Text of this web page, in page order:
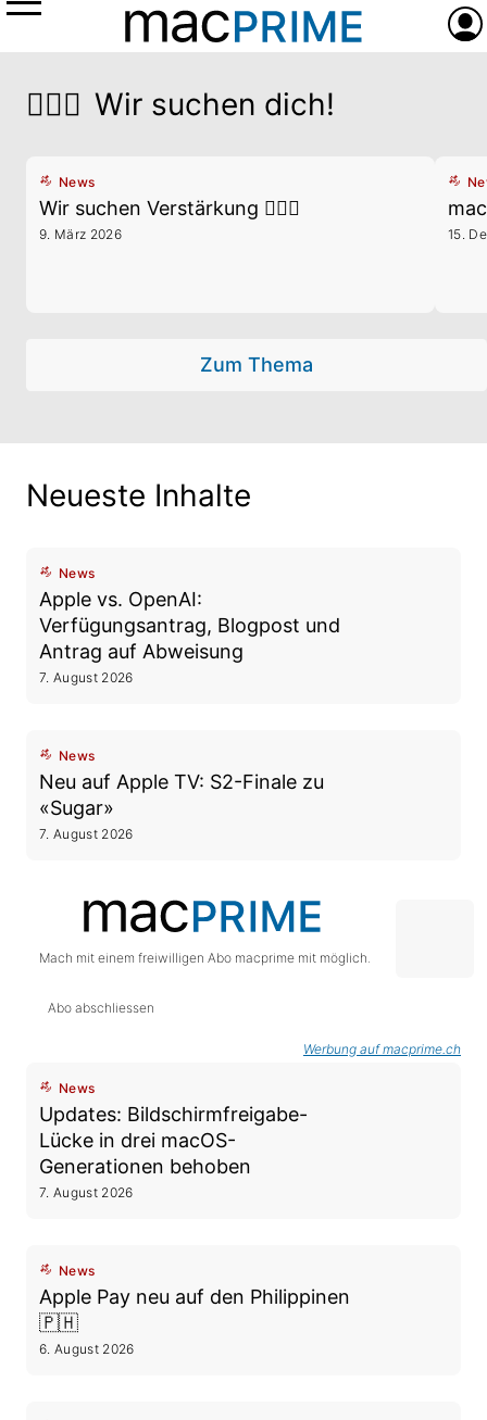
Menü
🕵🏼‍♀️ Wir suchen dich!
News
Wir suchen Verstärkung 🕵🏼‍♀️
9. März 2026 15.
Zum Thema
Neueste Inhalte
News
Apple vs. OpenAI:
Verfügungsantrag, Blogpost und
Antrag auf Abweisung
7. August 2026
News
Neu auf Apple TV: S2-Finale zu
«Sugar»
7. August 2026
Mach mit einem freiwilligen Abo macprime mit möglich.
Abo abschliessen
Werbung auf macprime.ch
News
Updates: Bildschirmfreigabe-
Lücke in drei macOS-
Generationen behoben
7. August 2026
News
Apple Pay neu auf den Philippinen
🇵🇭
6. August 2026